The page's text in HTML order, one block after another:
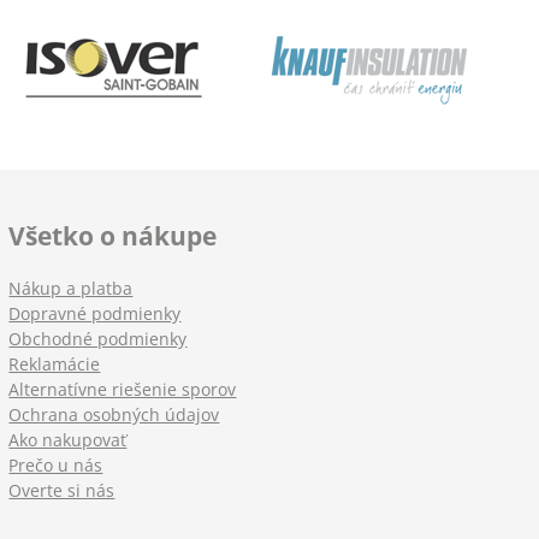
Všetko o nákupe
Nákup a platba
Dopravné podmienky
Obchodné podmienky
Reklamácie
Alternatívne riešenie sporov
Ochrana osobných údajov
Ako nakupovať
Prečo u nás
Overte si nás